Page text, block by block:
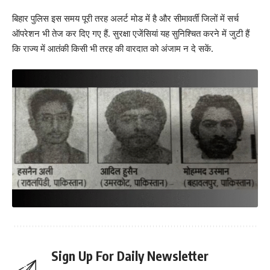
बिहार पुलिस इस समय पूरी तरह अलर्ट मोड में है और सीमावर्ती जिलों में सर्च
ऑपरेशन भी तेज कर दिए गए हैं. सुरक्षा एजेंसियां यह सुनिश्चित करने में जुटी हैं
कि राज्य में आतंकी किसी भी तरह की वारदात को अंजाम न दे सकें.
Sign Up For Daily Newsletter